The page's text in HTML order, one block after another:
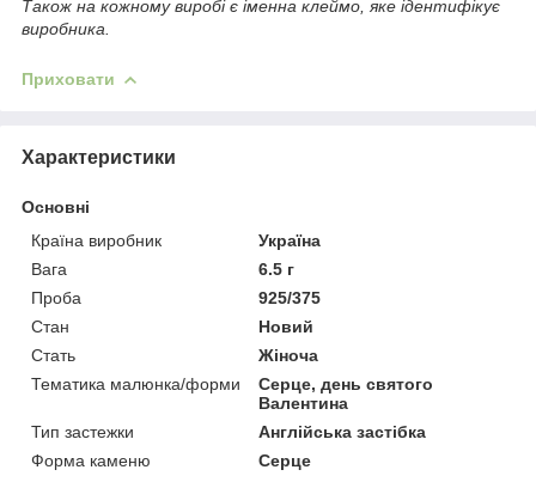
Також на кожному виробі є іменна клеймо, яке ідентифікує
виробника.
Приховати
Характеристики
Основні
Країна виробник
Україна
Вага
6.5 г
Проба
925/375
Стан
Новий
Стать
Жіноча
Тематика малюнка/форми
Серце, день святого
Валентина
Тип застежки
Англійська застібка
Форма каменю
Серце